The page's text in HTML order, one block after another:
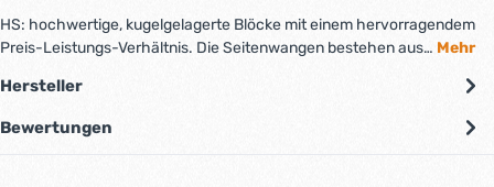
HS: hochwertige, kugelgelagerte Blöcke mit einem hervorragendem
Preis-Leistungs-Verhältnis. Die Seitenwangen bestehen aus… Mehr
Hersteller
Bewertungen